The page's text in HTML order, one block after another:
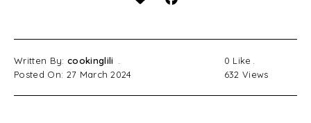
Written By: cookinglili
Posted On: 27 March 2024
0 Like
632 Views